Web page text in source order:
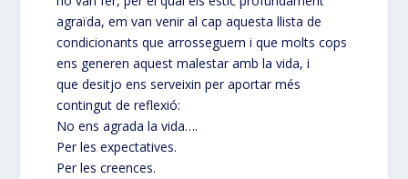
agraïda, em van venir al cap aquesta llista de
condicionants que arrosseguem i que molts cops
ens generen aquest malestar amb la vida, i
que desitjo ens serveixin per aportar més
contingut de reflexió:
No ens agrada la vida….
Per les expectatives.
Per les creences.